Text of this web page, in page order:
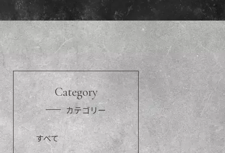
Category
カテゴリー
すべて